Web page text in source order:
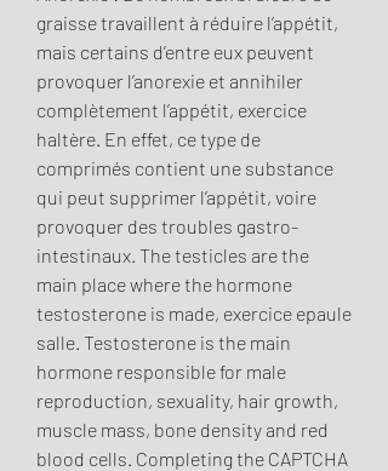
graisse travaillent à réduire l’appétit,
mais certains d’entre eux peuvent
provoquer l’anorexie et annihiler
complètement l’appétit, exercice
haltère. En effet, ce type de
comprimés contient une substance
qui peut supprimer l’appétit, voire
provoquer des troubles gastro-
intestinaux. The testicles are the
main place where the hormone
testosterone is made, exercice epaule
salle. Testosterone is the main
hormone responsible for male
reproduction, sexuality, hair growth,
muscle mass, bone density and red
blood cells. Completing the CAPTCHA